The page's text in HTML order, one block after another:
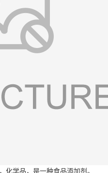
化学品，是一种食品添加剂。